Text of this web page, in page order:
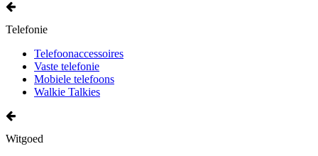
Telefonie
Telefoonaccessoires
Vaste telefonie
Mobiele telefoons
Walkie Talkies
Witgoed